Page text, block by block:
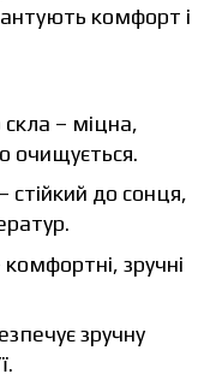
комфорт і
скла – міцна,
очищується.
стійкий до сонця,
зручні
зручну